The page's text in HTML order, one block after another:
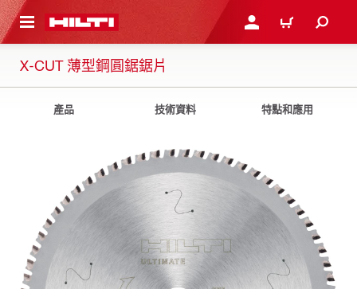
主要內容 登入或註冊購物車
X-CUT 薄型鋼圓鋸鋸片
產品 技術資料 特點和應用